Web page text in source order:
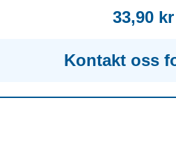
33,90 kr
Kontakt oss